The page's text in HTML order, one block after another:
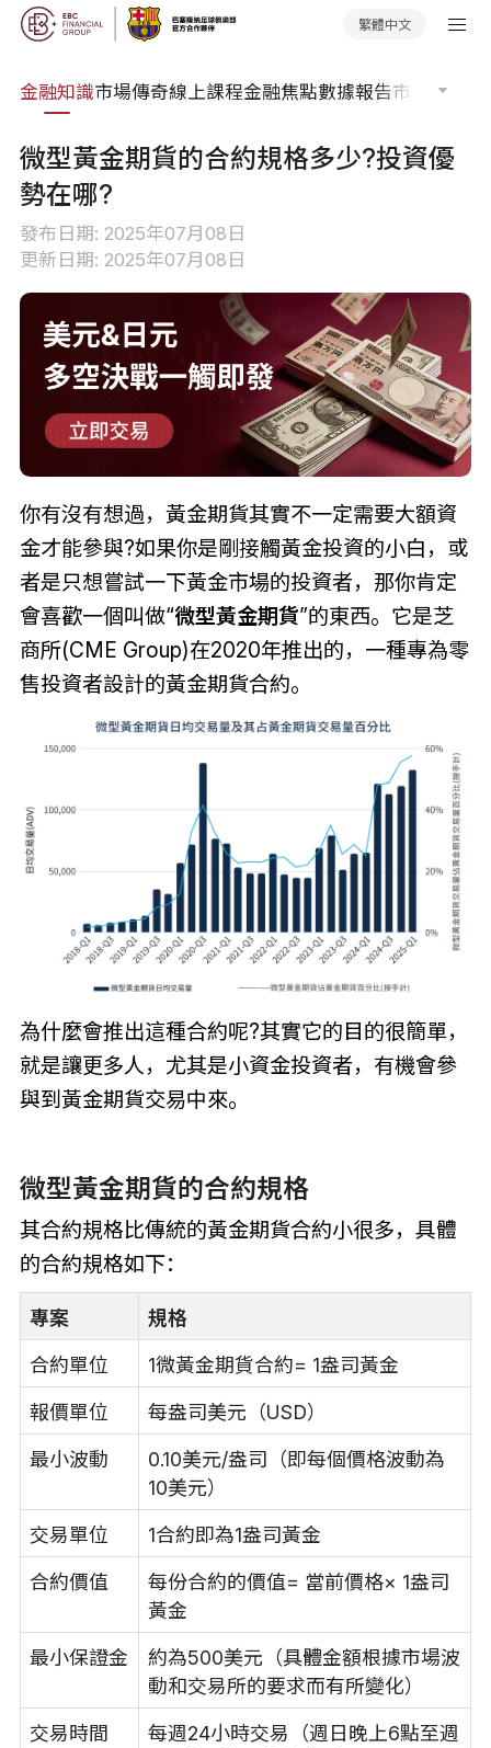
繁體中文
金融知識市場傳奇線上課程金融焦點數據報告市場分析
微型黃金期貨的合約規格多少?投資優
勢在哪?
發布日期: 2025年07月08日
更新日期: 2025年07月08日
你有沒有想過，黃金期貨其實不一定需要大額資
金才能參與?如果你是剛接觸黃金投資的小白，或
者是只想嘗試一下黃金市場的投資者，那你肯定
會喜歡一個叫做“微型黃金期貨”的東西。它是芝
商所(CME Group)在2020年推出的，一種專為零
售投資者設計的黃金期貨合約。
為什麼會推出這種合約呢?其實它的目的很簡單，
就是讓更多人，尤其是小資金投資者，有機會參
與到黃金期貨交易中來。
微型黃金期貨的合約規格
其合約規格比傳統的黃金期貨合約小很多，具體
的合約規格如下：
專案 規格
合約單位 1微黃金期貨合約= 1盎司黃金
報價單位 每盎司美元（USD）
最小波動
0.10美元/盎司（即每個價格波動為
10美元）
交易單位 1合約即為1盎司黃金
合約價值
每份合約的價值= 當前價格× 1盎司
黃金
最小保證金
約為500美元（具體金額根據市場波
動和交易所的要求而有所變化）
交易時間
每週24小時交易（週日晚上6點至週